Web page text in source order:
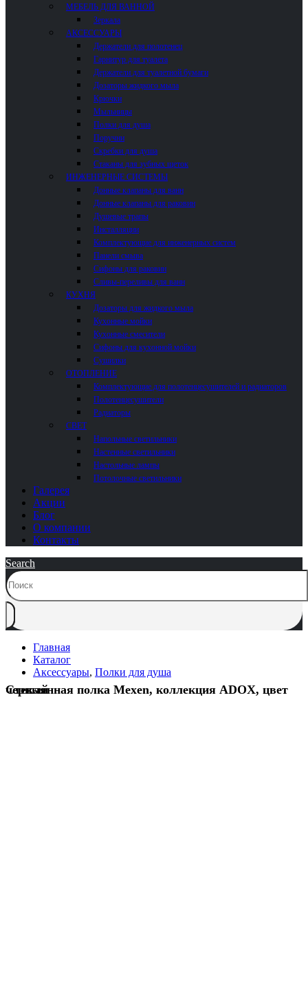
МЕБЕЛЬ ДЛЯ ВАННОЙ
Зеркала
АКСЕССУАРЫ
Держатели для полотенец
Гарнитур для туалета
Держатели для туалетной бумаги
Дозаторы жидкого мыла
Крючки
Мыльницы
Полки для душа
Поручни
Скребки для душа
Стаканы для зубных щеток
ИНЖЕНЕРНЫЕ СИСТЕМЫ
Донные клапаны для ванн
Донные клапаны для раковин
Душевые трапы
Инсталляции
Комплектующие для инженерных систем
Панели смыва
Сифоны для раковин
Сливы-переливы для ванн
КУХНЯ
Дозаторы для жидкого мыла
Кухонные мойки
Кухонные смесители
Сифоны для кухонной мойки
Сушилки
ОТОПЛЕНИЕ
Комплектующие для полотенцесушителей и радиаторов
Полотенцесушители
Радиаторы
СВЕТ
Напольные светильники
Настенные светильники
Настольные лампы
Потолочные светильники
Галерея
Акции
Блог
О компании
Контакты
Search
Главная
Каталог
Аксессуары, Полки для душа
Стеклянная полка Mexen, коллекция ADOX, цвет черный